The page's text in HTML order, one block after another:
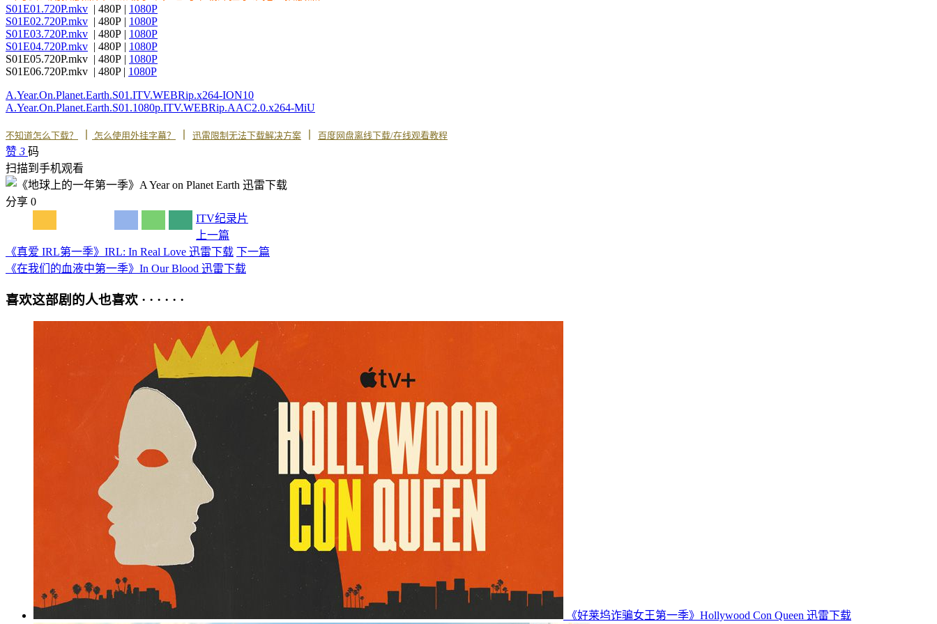
S01E01.720P.mkv | 480P | 1080P
S01E02.720P.mkv | 480P | 1080P
S01E03.720P.mkv | 480P | 1080P
S01E04.720P.mkv | 480P | 1080P
S01E05.720P.mkv | 480P | 1080P
S01E06.720P.mkv | 480P | 1080P
A.Year.On.Planet.Earth.S01.ITV.WEBRip.x264-ION10
A.Year.On.Planet.Earth.S01.1080p.ITV.WEBRip.AAC2.0.x264-MiU
不知道怎么下载？ 怎么使用外挂字幕？ 迅雷限制无法下载解决方案 百度网盘离线下载/在线观看教程
赞 3 码
扫描到手机观看
分享 0
ITV纪录片
上一篇
《真爱 IRL第一季》IRL: In Real Love 迅雷下载 下一篇
《在我们的血液中第一季》In Our Blood 迅雷下载
喜欢这部剧的人也喜欢 · · · · · ·
《好莱坞诈骗女王第一季》Hollywood Con Queen 迅雷下载